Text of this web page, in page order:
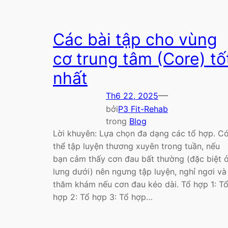
Các bài tập cho vùng
cơ trung tâm (Core)
nhất
Th6 22, 2025—
bởiP3 Fit-Rehab
trong Blog
Lời khuyên: Lựa chọn đa dạng các tổ hợp. Có
thể tập luyện thương xuyên trong tuần, nếu
bạn cảm thấy cơn đau bất thường (đặc biệt
lưng dưới) nên ngưng tập luyện, nghỉ ngơi và
thăm khám nếu cơn đau kéo dài. Tổ hợp 1: Tổ
hợp 2: Tổ hợp 3: Tổ hợp…